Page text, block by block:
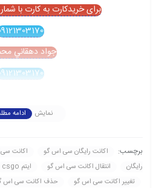
برای خریدکارت به کارت با
جواد دهقاني
نمایش ادامه
برچسب: اکانت رايگان سی اس گو اکانت
رايگان
انتقال اکانت سی اس گو ایتم csgo
تغيير اکانت سی اس گو
حذف اکانت سی اس